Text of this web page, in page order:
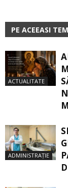
PE ACEEASI
ACTUALITATE
ADMINISTRAȚIE